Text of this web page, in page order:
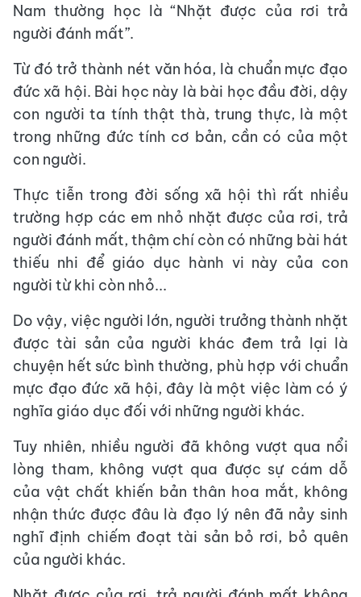
Nam thường học là “Nhặt được của rơi trả
người đánh mất”.
Từ đó trở thành nét văn hóa, là chuẩn mực đạo
đức xã hội. Bài học này là bài học đầu đời, dậy
con người ta tính thật thà, trung thực, là một
trong những đức tính cơ bản, cần có của một
con người.
Thực tiễn trong đời sống xã hội thì rất nhiều
trường hợp các em nhỏ nhặt được của rơi, trả
người đánh mất, thậm chí còn có những bài hát
thiếu nhi để giáo dục hành vi này của con
người từ khi còn nhỏ...
Do vậy, việc người lớn, người trưởng thành nhặt
được tài sản của người khác đem trả lại là
chuyện hết sức bình thường, phù hợp với chuẩn
mực đạo đức xã hội, đây là một việc làm có ý
nghĩa giáo dục đối với những người khác.
Tuy nhiên, nhiều người đã không vượt qua nổi
lòng tham, không vượt qua được sự cám dỗ
của vật chất khiến bản thân hoa mắt, không
nhận thức được đâu là đạo lý nên đã nảy sinh
nghĩ định chiếm đoạt tài sản bỏ rơi, bỏ quên
của người khác.